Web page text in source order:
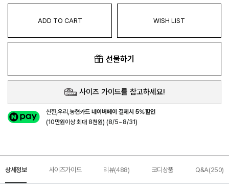
ADD TO CART WISH LIST
선물하기
사이즈 가이드를 참고하세요!
신한,우리,농협카드네이버페이 결제시 5%할인
(10만원이상 최대 8천원) (8/5~8/31)
상세정보 사이즈가이드 리뷰(488) 코디상품 Q&A(250)